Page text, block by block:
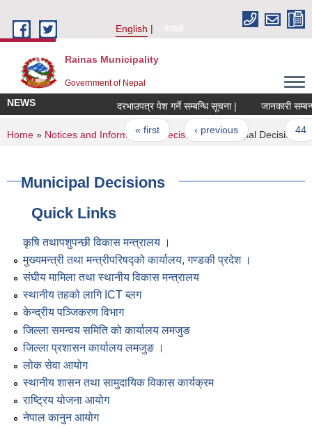
English
नेपाली
Rainas Municipality
Government of Nepal
NEWS दरभाउपत्र पेश गर्ने सम्बन्धि सूचना | जानकारी
Pages
« first ‹ previous … 44
You are here
Home » Notices and Information» Decisions» Municipal Decisions
Municipal Decisions
Quick Links
कृषि तथापशुपन्छी विकास मन्त्रालय ।
मुख्यमन्त्री तथा मन्त्रीपरिषद्को कार्यालय, गण्डकी प्रदेश ।
संघीय मामिला तथा स्थानीय विकास मन्त्रालय
स्थानीय तहको लागि ICT ब्लग
केन्द्रीय पञ्जिकरण विभाग
जिल्ला समन्वय समिति को कार्यालय लमजुङ
जिल्ला प्रशासन कार्यालय लमजुङ ।
लोक सेवा आयोग
स्थानीय शासन तथा सामुदायिक विकास कार्यक्रम
राष्ट्रिय योजना आयोग
नेपाल कानुन आयोग